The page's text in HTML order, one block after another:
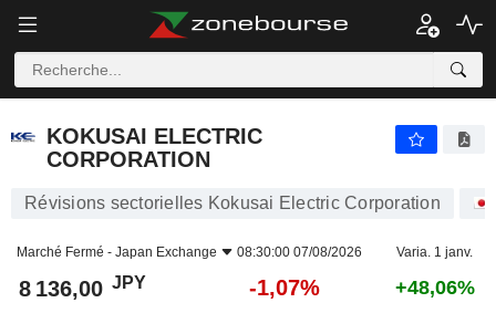
KOKUSAI ELECTRIC
CORPORATION
Révisions sectorielles Kokusai Electric Corporation
Marché Fermé - Japan Exchange 08:30:00 07/08/2026 Varia. 1 janv.
8 136,00 JPY -1,07% +48,06%